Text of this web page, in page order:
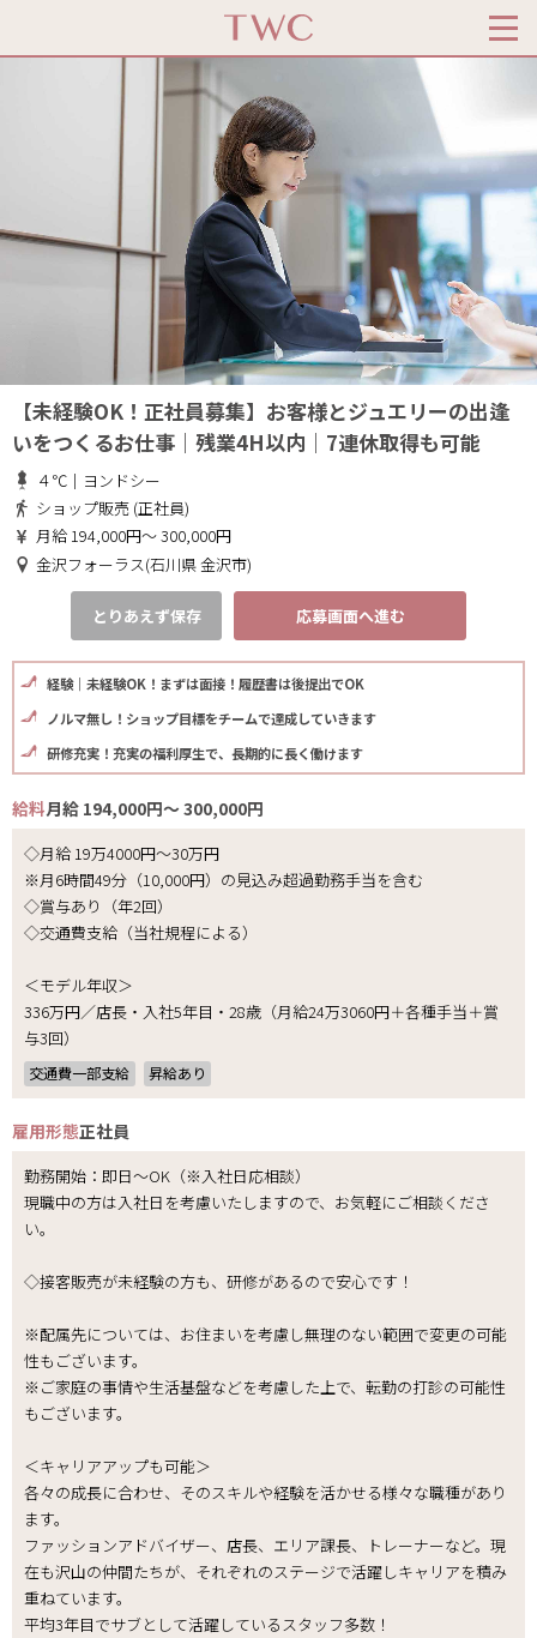
【未経験OK！正社員募集】お客様とジュエリーの出逢
いをつくるお仕事｜残業4H以内｜7連休取得も可能
４℃｜ヨンドシー
ショップ販売 (正社員)
月給 194,000円～ 300,000円
金沢フォーラス(石川県 金沢市)
とりあえず保存 応募画面へ進む
経験｜未経験OK！まずは面接！履歴書は後提出でOK
ノルマ無し！ショップ目標をチームで達成していきます
研修充実！充実の福利厚生で、長期的に長く働けます
給料月給 194,000円～ 300,000円
◇月給 19万4000円～30万円
※月6時間49分（10,000円）の見込み超過勤務手当を含む
◇賞与あり（年2回）
◇交通費支給（当社規程による）
＜モデル年収＞
336万円／店長・入社5年目・28歳（月給24万3060円＋各種手当＋賞
与3回）
交通費一部支給 昇給あり
雇用形態正社員
勤務開始：即日～OK（※入社日応相談）
現職中の方は入社日を考慮いたしますので、お気軽にご相談くださ
い。
◇接客販売が未経験の方も、研修があるので安心です！
※配属先については、お住まいを考慮し無理のない範囲で変更の可能
性もございます。
※ご家庭の事情や生活基盤などを考慮した上で、転勤の打診の可能性
もございます。
＜キャリアアップも可能＞
各々の成長に合わせ、そのスキルや経験を活かせる様々な職種があり
ます。
ファッションアドバイザー、店長、エリア課長、トレーナーなど。現
在も沢山の仲間たちが、それぞれのステージで活躍しキャリアを積み
重ねています。
平均3年目でサブとして活躍しているスタッフ多数！